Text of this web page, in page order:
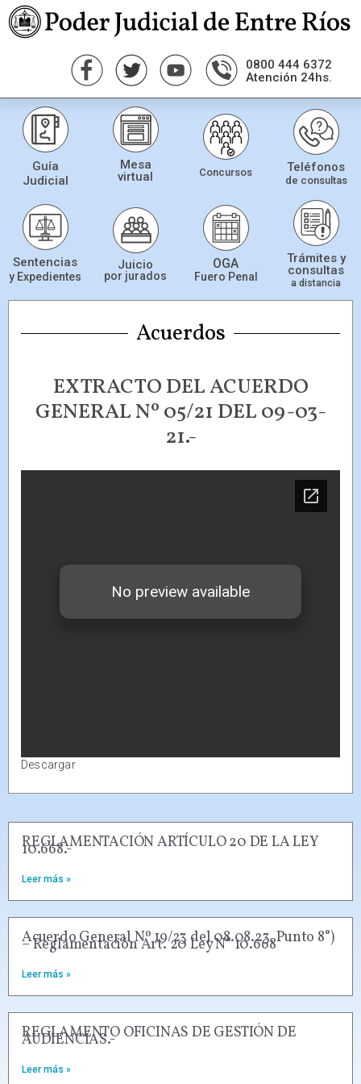
0800 444 6372
Atención 24hs.
Guía
Judicial
Mesa
virtual
Concursos Teléfonos
de consultas
Sentencias
y Expedientes
Juicio
por jurados
OGA
Fuero Penal
Trámites y
consultas
a distancia
Acuerdos
EXTRACTO DEL ACUERDO
GENERAL Nº 05/21 DEL 09-03-
21.-
Descargar
REGLAMENTACIÓN ARTÍCULO 20 DE LA LEY
10.668.-
Leer más »
Acuerdo General Nº 19/23 del 08.08.23, Punto 8°)
– Reglamentación Art. 20 Ley N° 10.668
Leer más »
REGLAMENTO OFICINAS DE GESTIÓN DE
AUDIENCIAS.-
Leer más »